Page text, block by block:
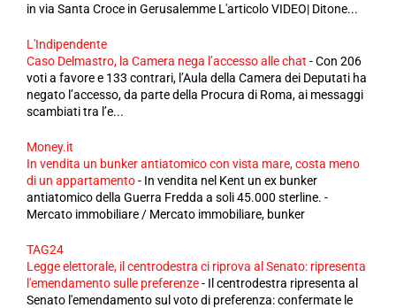
in via Santa Croce in Gerusalemme L'articolo VIDEO| Ditone...
L'Indipendente
Caso Delmastro, la Camera nega l’accesso alle chat -Con 206
voti a favore e 133 contrari, l’Aula della Camera dei Deputati ha
negato l’accesso, da parte della Procura di Roma, ai messaggi
scambiati tra l’e...
Money.it
In vendita un bunker antiatomico con vista mare, costa meno
di un appartamento- In vendita nel Kent un ex bunker
antiatomico della Guerra Fredda a soli 45.000 sterline. -
Mercato immobiliare / Mercato immobiliare, bunker
TAG24
Legge elettorale, il centrodestra ci riprova al Senato: ripresenta
l'emendamento sulle preferenze- Il centrodestra ripresenta al
Senato l'emendamento sul voto di preferenza: confermate le